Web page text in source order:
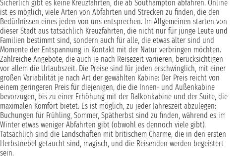
Sicherlich gibt es keine Kreuzfahrten, die ab Southampton abfahren. Online
ist es möglich, viele Arten von Abfahrten und Strecken zu finden, die den
Bedürfnissen eines jeden von uns entsprechen. Im Allgemeinen starten von
dieser Stadt aus tatsächlich Kreuzfahrten, die nicht nur für junge Leute und
Familien bestimmt sind, sondern auch für alle, die etwas älter sind und
Momente der Entspannung in Kontakt mit der Natur verbringen möchten.
Zahlreiche Angebote, die auch je nach Reisezeit variieren, berücksichtigen
vor allem die Urlaubszeit. Die Preise sind für jeden erschwinglich, mit einer
großen Variabilität je nach Art der gewählten Kabine: Der Preis reicht von
einem geringeren Preis für diejenigen, die die Innen- und Außenkabine
bevorzugen, bis zu einer Erhöhung mit der Balkonkabine und der Suite, die
maximalen Komfort bietet. Es ist möglich, zu jeder Jahreszeit abzulegen:
Buchungen für Frühling, Sommer, Spätherbst sind zu finden, während es im
Winter etwas weniger Abfahrten gibt (obwohl es dennoch viele gibt).
Tatsächlich sind die Landschaften mit britischem Charme, die in den ersten
Herbstnebel getaucht sind, magisch, und die Reisenden werden begeistert
sein.